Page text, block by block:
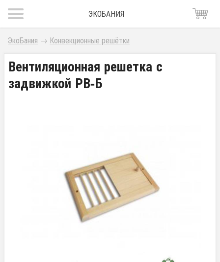
ЭКОБАНИЯ
ЭкоБания → Конвекционные решётки
Вентиляционная решетка с
задвижкой РВ-Б